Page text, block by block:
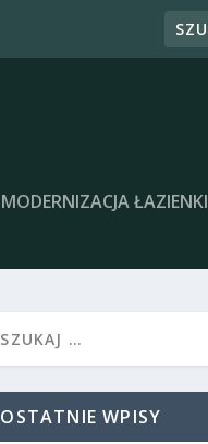
MODERNIZACJA ŁAZIENKI
OSTATNIE WPISY